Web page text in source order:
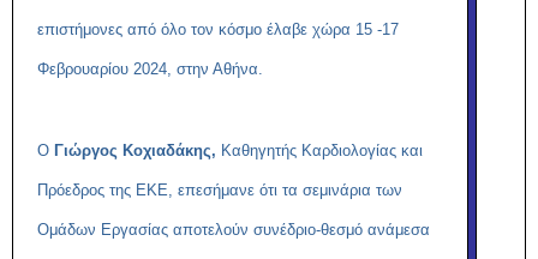
επιστήμονες από όλο τον κόσμο έλαβε χώρα 15 -17
Φεβρουαρίου 2024, στην Αθήνα.
Ο Γιώργος Κοχιαδάκης, Καθηγητής Καρδιολογίας και
Πρόεδρος της ΕΚΕ, επεσήμανε ότι τα σεμινάρια των
Ομάδων Εργασίας αποτελούν συνέδριο-θεσμό ανάμεσα